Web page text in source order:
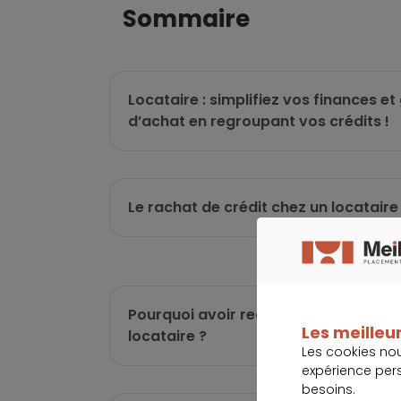
sommaire
Locataire : simplifiez vos finances
d’achat en regroupant vos crédits !
Le rachat de crédit chez un locataire
Pourquoi avoir recours au rachat de
locataire ?
Les
Les cookies
expérience
besoins.